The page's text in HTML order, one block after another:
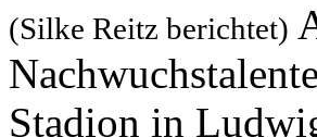
(Silke Reitz berichtet)
Stadion in